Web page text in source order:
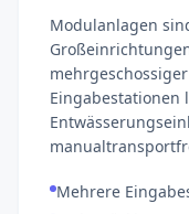
Modulanlagen
Eingabestationen
Mehrere